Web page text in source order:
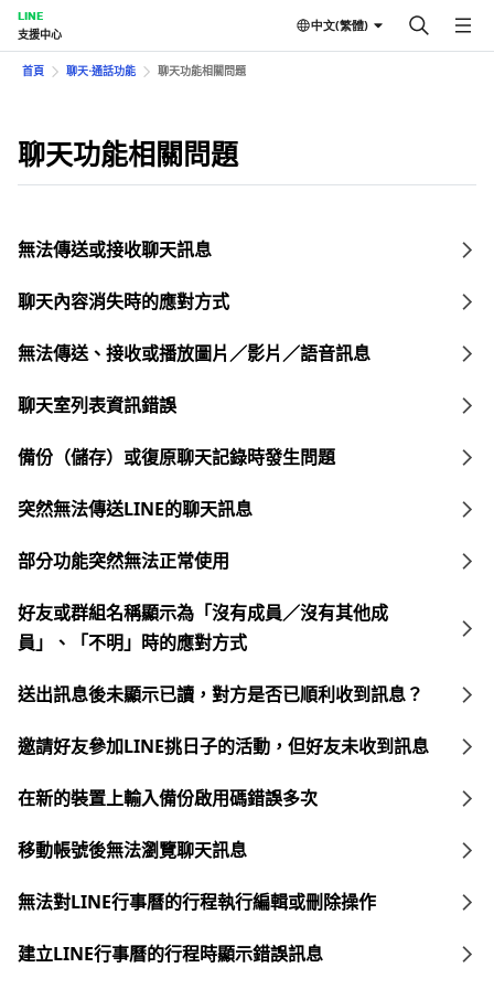
LINE
支援中心
中文(繁體)
首頁 聊天⋅通話功能 聊天功能相關問題
聊天功能相關問題
無法傳送或接收聊天訊息
聊天內容消失時的應對方式
無法傳送、接收或播放圖片／影片／語音訊息
聊天室列表資訊錯誤
備份（儲存）或復原聊天記錄時發生問題
突然無法傳送LINE的聊天訊息
部分功能突然無法正常使用
好友或群組名稱顯示為「沒有成員／沒有其他成
員」、「不明」時的應對方式
送出訊息後未顯示已讀，對方是否已順利收到訊息？
邀請好友參加LINE挑日子的活動，但好友未收到訊息
在新的裝置上輸入備份啟用碼錯誤多次
移動帳號後無法瀏覽聊天訊息
無法對LINE行事曆的行程執行編輯或刪除操作
建立LINE行事曆的行程時顯示錯誤訊息